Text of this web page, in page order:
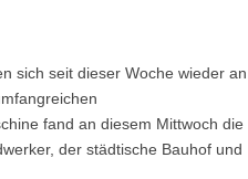
sich seit dieser Woche wieder an
fand an diesem Mittwoch die
der städtische Bauhof und